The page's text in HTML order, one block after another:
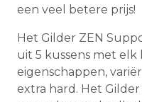
een veel betere prijs!
Het Gilder ZEN
uit 5 kussens met elk
eigenschappen,
extra hard. Het